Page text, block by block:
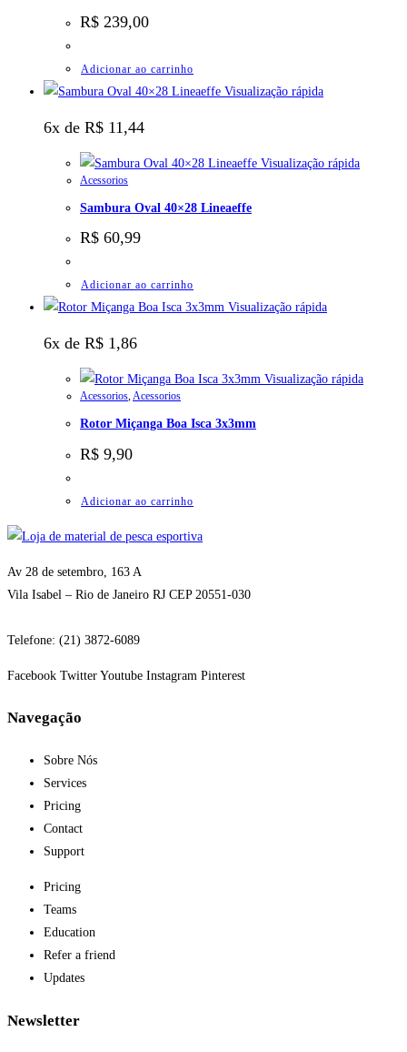
R$ 239,00
Adicionar ao carrinho
Visualização rápida
6x de R$ 11,44
Visualização rápida
Acessorios
Sambura Oval 40×28 Lineaeffe
R$ 60,99
Adicionar ao carrinho
Visualização rápida
6x de R$ 1,86
Visualização rápida
Acessorios,Acessorios
Rotor Miçanga Boa Isca 3x3mm
R$ 9,90
Adicionar ao carrinho
Av 28 de setembro, 163 A
Vila Isabel – Rio de Janeiro RJ CEP 20551-030
Telefone: (21) 3872-6089
Facebook Twitter Youtube Instagram Pinterest
Navegação
Sobre Nós
Services
Pricing
Contact
Support
Pricing
Teams
Education
Refer a friend
Updates
Newsletter